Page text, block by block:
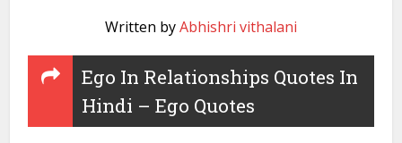
Written byAbhishri vithalani
Ego In Relationships Quotes In
Hindi – Ego Quotes